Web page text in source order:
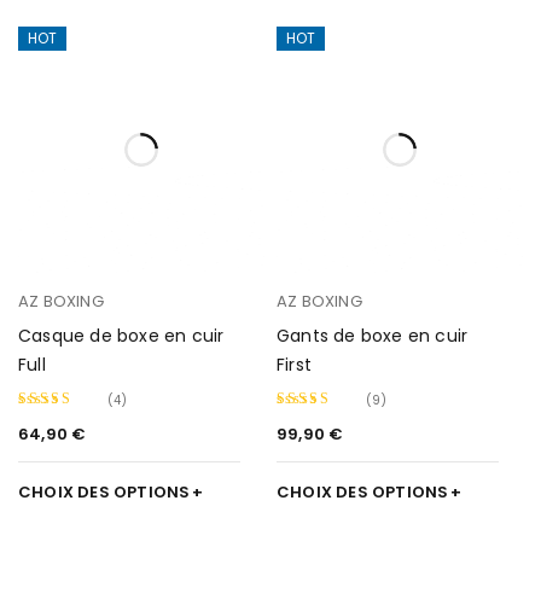
HOT
AZ BOXING
Casque de boxe en cuir
Full
Note5.00
sur 5
(4)
64,90 €
CHOIX DES OPTIONS
HOT
AZ BOXING
Gants de boxe en cuir
First
Note4.89
sur 5
(9)
99,90 €
CHOIX DES OPTIONS